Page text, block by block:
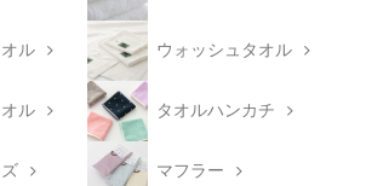
ル ウォッシュタオル
ル タオルハンカチ
マフラー